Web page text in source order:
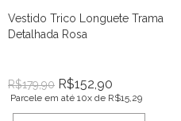
Vestido Trico Longuete Trama
Detalhada Rosa
R$179,90 R$152,90
Parcele em até 10x de R$15,29